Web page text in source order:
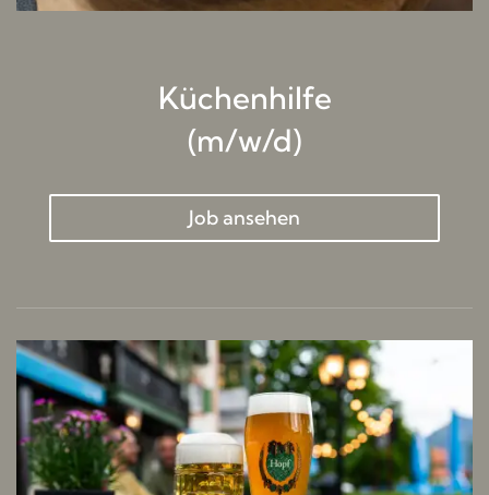
Küchenhilfe
(m/w/d)
Job ansehen